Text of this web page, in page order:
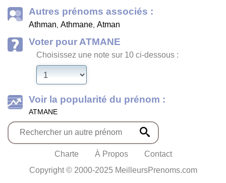
Autres prénoms associés :
Athman, Athmane, Atman
Voter pour ATMANE
Choisissez une note sur 10 ci-dessous :
Voir la popularité du prénom :
ATMANE
Charte À Propos
Contact
Copyright © 2000-2025 MeilleursPrenoms.com